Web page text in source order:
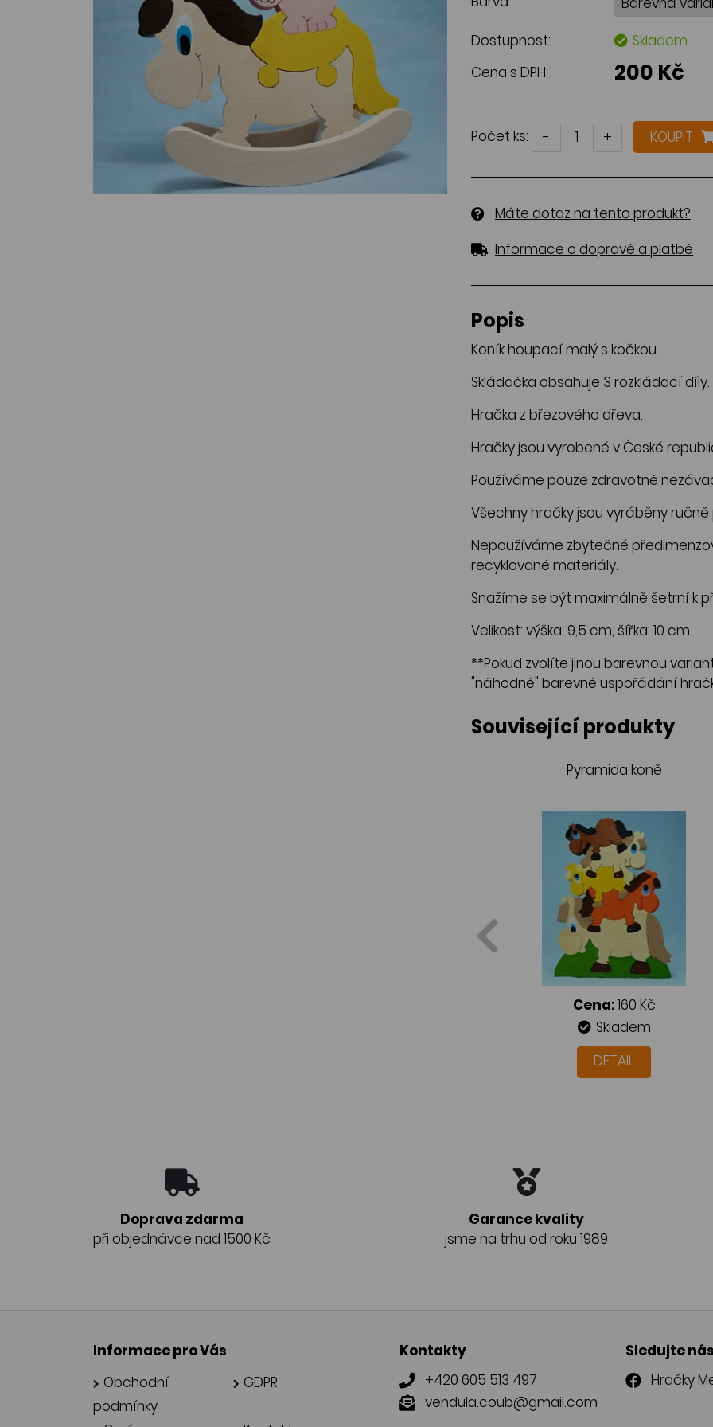
Dostupnost:
Skladem
Cena s DPH:
200 Kč
Počet ks: - + KOUPIT
Máte dotaz na tento produkt?
Informace o dopravě a platbě
Popis
Koník houpací malý s kočkou.
Skládačka obsahuje 3 rozkládací díly.
Hračka z březového dřeva.
Hračky jsou vyrobené v České
Používáme pouze zdravotně
Všechny hračky jsou vyráběny
Nepoužíváme zbytečné
recyklované materiály.
Snažíme se být maximálně šetrní k
Velikost: výška: 9,5 cm, šířka: 10 cm
**Pokud zvolíte jinou barevnou
"náhodné" barevné uspořádání
Související produkty
Pyramida koně
Cena:160 Kč
Skladem
DETAIL
Doprava zdarma
při objednávce nad 1500 Kč
Garance kvality
jsme na trhu od roku 1989
Informace pro Vás
Obchodní
podmínky
GDPR
Kontakty
+420 605 513 497
vendula.coub@gmail.com
Sledujte nás
Hračky